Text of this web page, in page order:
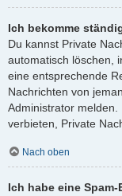
Ich bekomme
Du kannst Private
automatisch löschen,
eine entsprechende
Nachrichten von
Administrator
verbieten, Private
Nach oben
Ich habe eine